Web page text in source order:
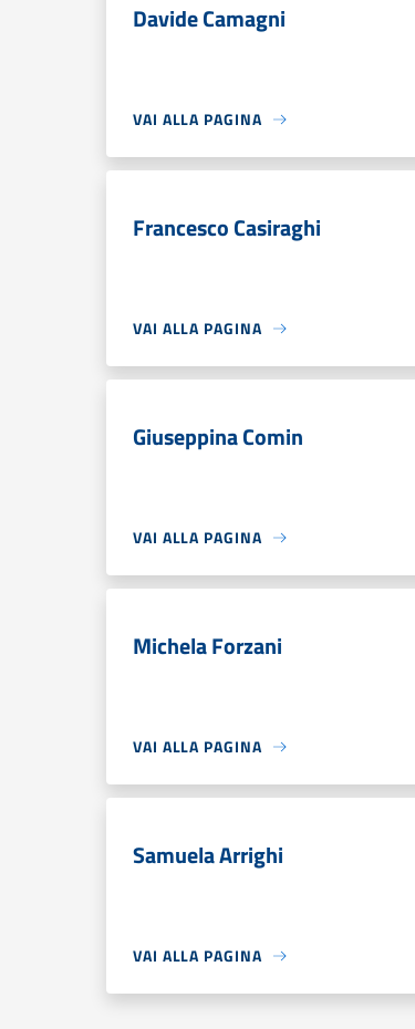
Davide Camagni
VAI ALLA PAGINA
Francesco Casiraghi
VAI ALLA PAGINA
Giuseppina Comin
VAI ALLA PAGINA
Michela Forzani
VAI ALLA PAGINA
Samuela Arrighi
VAI ALLA PAGINA